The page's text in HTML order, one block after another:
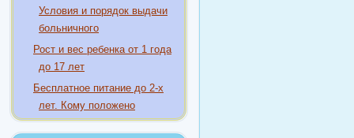
Условия и порядок выдачи
больничного
Рост и вес ребенка от 1 года
до 17 лет
Бесплатное питание до 2-х
лет. Кому положено